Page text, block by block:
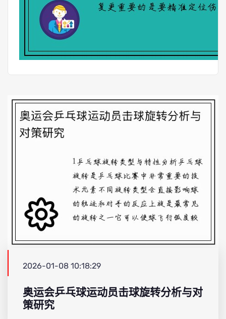
2026-01-08 10:18:29
奥运会乒乓球运动员击球旋转分析与对
策研究